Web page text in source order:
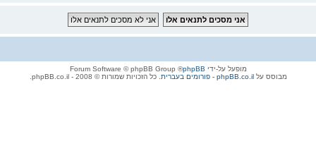
מופעל על-ידי phpBB
® Forum Software © phpBB Group
מבוסס עלphpBB.co.il - פורומים בעברית . כל הזכויות שמורות © 2008 - phpBB.co.il.